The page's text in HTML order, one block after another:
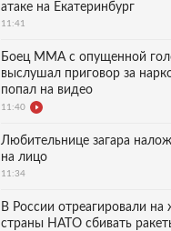
атаке на Екатеринбург
11:41
Боец ММА с опущенной
выслушал приговор за
попал на видео
11:40
Любительнице загара
на лицо
11:34
В России отреагировали на
страны НАТО сбивать